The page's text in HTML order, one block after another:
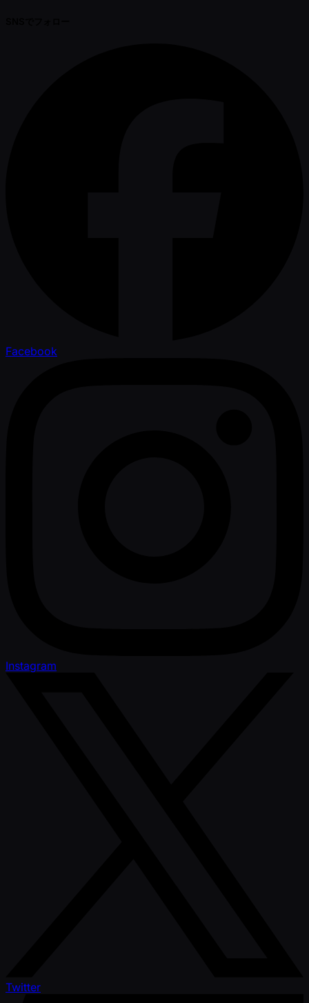
Facebook
Instagram
Twitter